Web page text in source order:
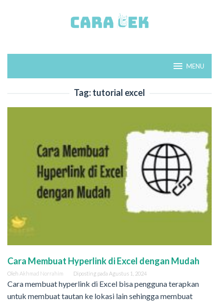
MENU
Tag:tutorial excel
Cara Membuat Hyperlink di Excel dengan Mudah
Oleh Akhmad Norrahim Diposting pada Agustus 1, 2024
Cara membuat hyperlink di Excel bisa pengguna terapkan
untuk membuat tautan ke lokasi lain sehingga membuat